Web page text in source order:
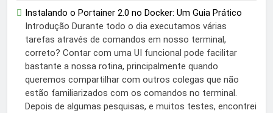
Instalando o Portainer 2.0 no Docker: Um Guia Prático
Introdução Durante todo o dia executamos várias
tarefas através de comandos em nosso terminal,
correto? Contar com uma UI funcional pode facilitar
bastante a nossa rotina, principalmente quando
queremos compartilhar com outros colegas que não
estão familiarizados com os comandos no terminal.
Depois de algumas pesquisas, e muitos testes, encontrei